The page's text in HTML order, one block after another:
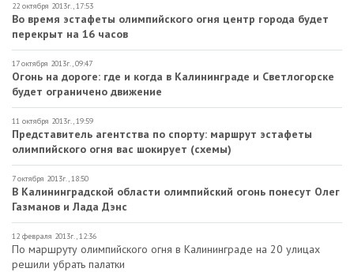
22 октября 2013г., 17:53
Во время эстафеты олимпийского огня центр города будет
перекрыт на 16 часов
17 октября 2013г., 09:47
Огонь на дороге: где и когда в Калининграде и Светлогорске
будет ограничено движение
11 октября 2013г., 19:59
Представитель агентства по спорту: маршрут эстафеты
олимпийского огня вас шокирует (схемы)
7 октября 2013г., 18:50
В Калининградской области олимпийский огонь понесут Олег
Газманов и Лада Дэнс
12 февраля 2013г., 12:36
По маршруту олимпийского огня в Калининграде на 20 улицах
решили убрать палатки